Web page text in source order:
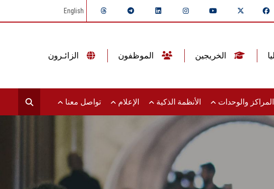
English
المراكز والوحدات الأنظمة الذكية الإعلام تواصل معنا